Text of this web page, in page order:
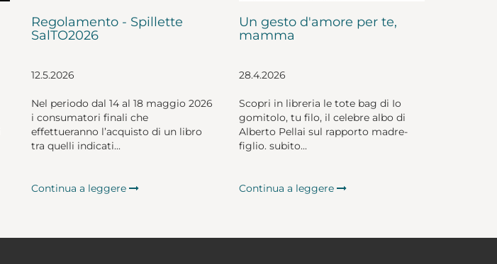
Regolamento - Spillette
SalTO2026
12.5.2026
Nel periodo dal 14 al 18 maggio 2026
i consumatori finali che
effettueranno l’acquisto di un libro
tra quelli indicati...
Continua a leggere
Un gesto d'amore per te,
mamma
28.4.2026
Scopri in libreria le tote bag di Io
gomitolo, tu filo, il celebre albo di
Alberto Pellai sul rapporto madre-
figlio. subito...
Continua a leggere